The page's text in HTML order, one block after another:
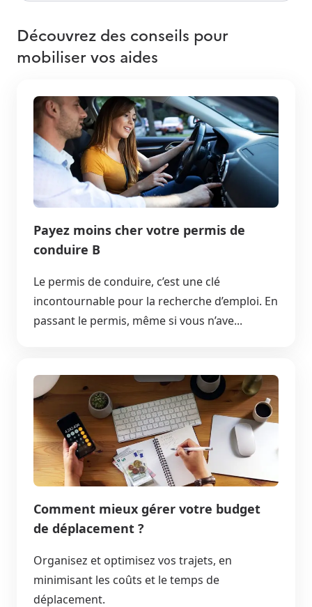
Découvrez des conseils pour
mobiliser vos aides
Payez moins cher votre permis de
conduire B
Le permis de conduire, c’est une clé
incontournable pour la recherche d’emploi. En
passant le permis, même si vous n’ave...
Comment mieux gérer votre budget
de déplacement ?
Organisez et optimisez vos trajets, en
minimisant les coûts et le temps de
déplacement.